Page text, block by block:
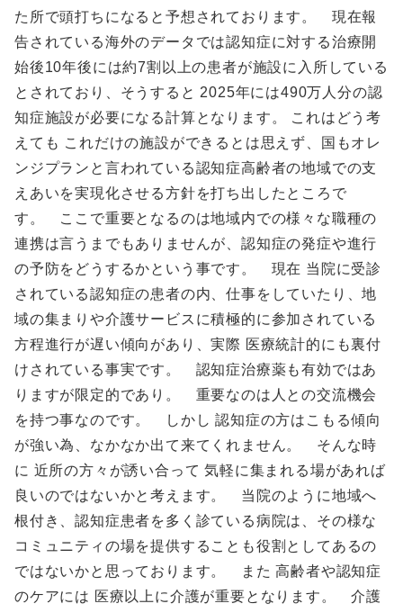
た所で頭打ちになると予想されております。 現在報
告されている海外のデータでは認知症に対する治療開
始後10年後には約7割以上の患者が施設に入所している
とされており、そうすると 2025年には490万人分の認
知症施設が必要になる計算となります。 これはどう考
えても これだけの施設ができるとは思えず、国もオレ
ンジプランと言われている認知症高齢者の地域での支
えあいを実現化させる方針を打ち出したところで
す。 ここで重要となるのは地域内での様々な職種の
連携は言うまでもありませんが、認知症の発症や進行
の予防をどうするかという事です。 現在 当院に受診
されている認知症の患者の内、仕事をしていたり、地
域の集まりや介護サービスに積極的に参加されている
方程進行が遅い傾向があり、実際 医療統計的にも裏付
けされている事実です。 認知症治療薬も有効ではあ
りますが限定的であり。 重要なのは人との交流機会
を持つ事なのです。 しかし 認知症の方はこもる傾向
が強い為、なかなか出て来てくれません。 そんな時
に 近所の方々が誘い合って 気軽に集まれる場があれば
良いのではないかと考えます。 当院のように地域へ
根付き、認知症患者を多く診ている病院は、その様な
コミュニティの場を提供することも役割としてあるの
ではないかと思っております。 また 高齢者や認知症
のケアには 医療以上に介護が重要となります。 介護